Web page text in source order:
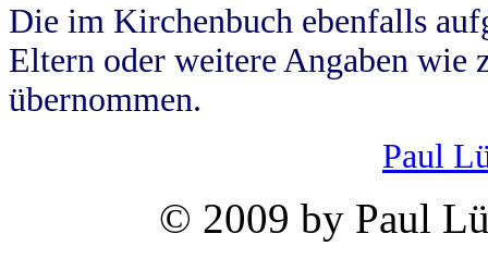
Die im Kirchenbuch ebenfalls
Eltern oder weitere Angaben wie
übernommen.
Paul
© 2009 by Paul